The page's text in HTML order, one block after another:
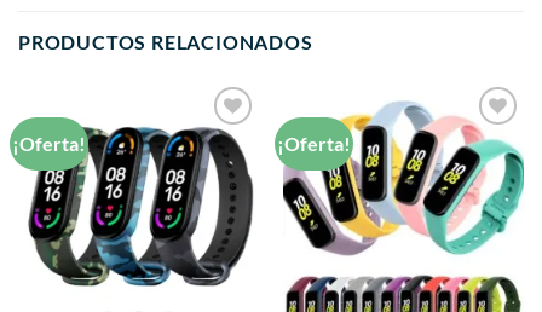
PRODUCTOS RELACIONADOS
¡Oferta!
Añadir
a la
lista de
deseos
¡Oferta!
Añadir
a la
lista de
deseos